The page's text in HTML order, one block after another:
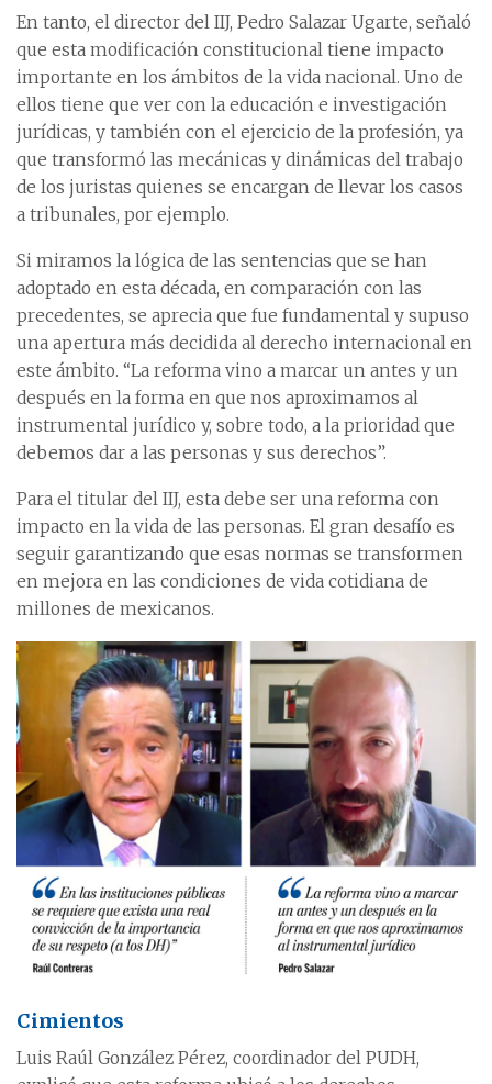
En tanto, el director del IIJ, Pedro Salazar Ugarte, señaló
que esta modificación constitucional tiene impacto
importante en los ámbitos de la vida nacional. Uno de
ellos tiene que ver con la educación e investigación
jurídicas, y también con el ejercicio de la profesión, ya
que transformó las mecánicas y dinámicas del trabajo
de los juristas quienes se encargan de llevar los casos
a tribunales, por ejemplo.
Si miramos la lógica de las sentencias que se han
adoptado en esta década, en comparación con las
precedentes, se aprecia que fue fundamental y supuso
una apertura más decidida al derecho internacional en
este ámbito. “La reforma vino a marcar un antes y un
después en la forma en que nos aproximamos al
instrumental jurídico y, sobre todo, a la prioridad que
debemos dar a las personas y sus derechos”.
Para el titular del IIJ, esta debe ser una reforma con
impacto en la vida de las personas. El gran desafío es
seguir garantizando que esas normas se transformen
en mejora en las condiciones de vida cotidiana de
millones de mexicanos.
Cimientos
Luis Raúl González Pérez, coordinador del PUDH,